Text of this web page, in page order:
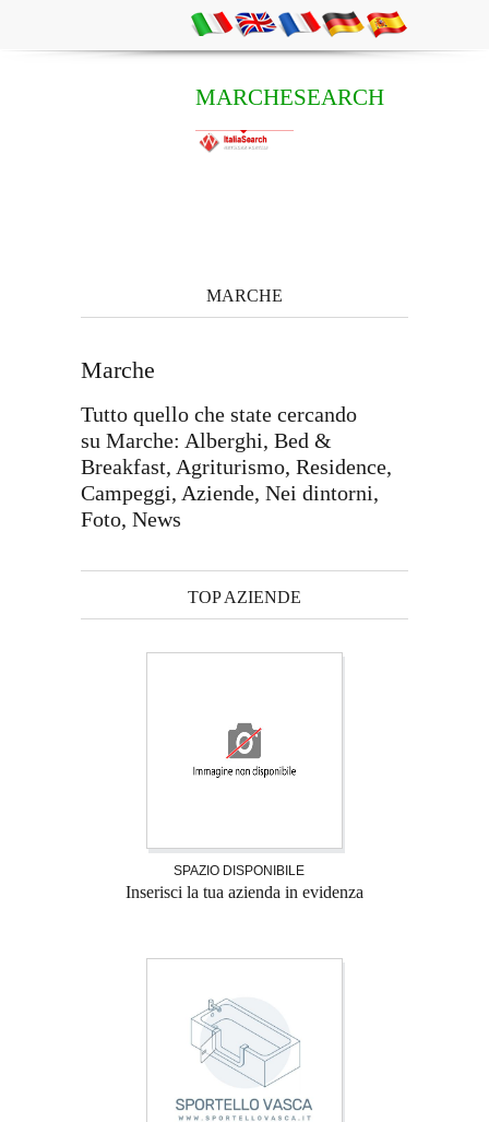
MARCHESEARCH
MARCHE
Marche
Tutto quello che state cercando
su Marche: Alberghi, Bed &
Breakfast, Agriturismo, Residence,
Campeggi, Aziende, Nei dintorni,
Foto, News
TOP AZIENDE
SPAZIO DISPONIBILE
Inserisci la tua azienda in evidenza